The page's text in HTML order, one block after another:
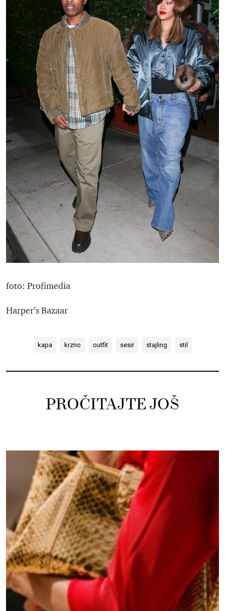
foto: Profimedia
Harper’s Bazaar
kapa krzno outfit sesir stajling stil
PROČITAJTE JOŠ